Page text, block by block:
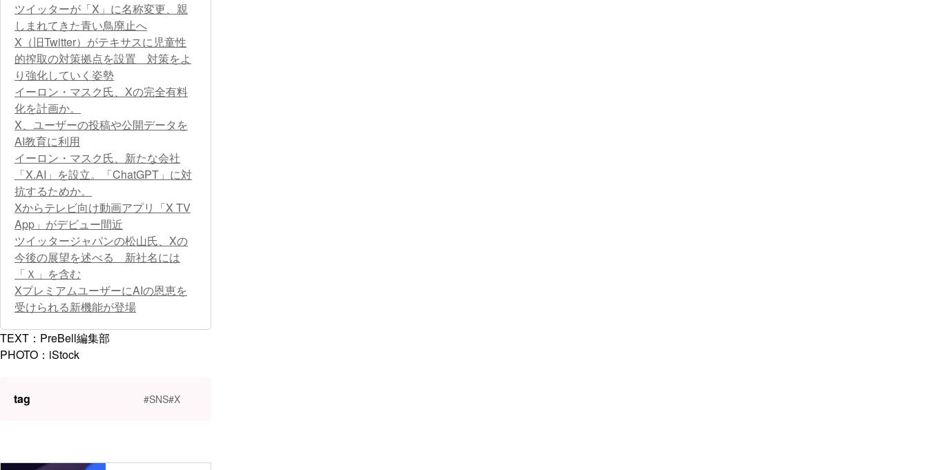
ツイッターが「X」に名称変更、親
しまれてきた青い鳥廃止へ
X（旧Twitter）がテキサスに児童性
的搾取の対策拠点を設置 対策をよ
り強化していく姿勢
イーロン・マスク氏、Xの完全有料
化を計画か。
X、ユーザーの投稿や公開データを
AI教育に利用
イーロン・マスク氏、新たな会社
「X.AI」を設立。「ChatGPT」に対
抗するためか。
Xからテレビ向け動画アプリ「X TV
App」がデビュー間近
ツイッタージャパンの松山氏、Xの
今後の展望を述べる 新社名には
「Ｘ」を含む
XプレミアムユーザーにAIの恩恵を
受けられる新機能が登場
TEXT：PreBell編集部
PHOTO：iStock
tag #SNS#X